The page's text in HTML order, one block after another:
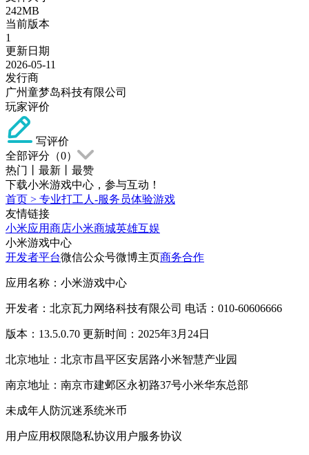
242MB
当前版本
1
更新日期
2026-05-11
发行商
广州童梦岛科技有限公司
玩家评价
写评价
全部评分（0）
热门
最新
最赞
下载小米游戏中心，参与互动！
首页 > 专业打工人-服务员体验游戏
友情链接
小米应用商店小米商城英雄互娱
小米游戏中心
开发者平台微信公众号微博主页商务合作
应用名称：小米游戏中心
开发者：北京瓦力网络科技有限公司 电话：010-60606666
版本：13.5.0.70 更新时间：2025年3月24日
北京地址：北京市昌平区安居路小米智慧产业园
南京地址：南京市建邺区永初路37号小米华东总部
未成年人防沉迷系统米币
用户应用权限隐私协议用户服务协议